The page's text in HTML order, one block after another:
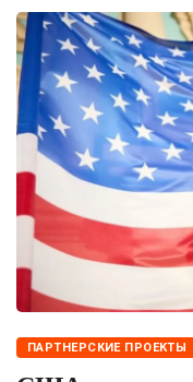
ПАРТНЕРСКИЕ ПРОЕКТЫ